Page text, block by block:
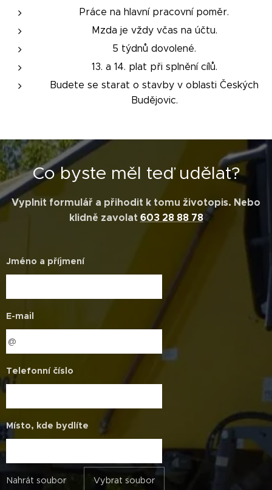
Práce na hlavní pracovní poměr.
Mzda je vždy včas na účtu.
5 týdnů dovolené.
13. a 14. plat při splnění cílů.
Budete se starat o stavby v oblasti Českých
Budějovic.
Co byste měl teď udělat?
Vyplnit formulář a přihodit k tomu životopis. Nebo
klidně zavolat 603 28 88 78
Jméno a příjmení
E-mail
Telefonní číslo
Místo, kde bydlíte
Nahrát soubor Vybrat soubor